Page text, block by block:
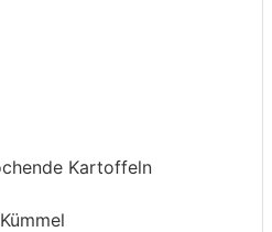
Kartoffeln